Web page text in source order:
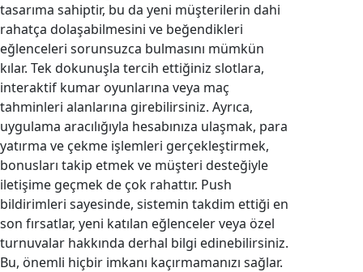
tasarıma sahiptir, bu da yeni müşterilerin dahi
rahatça dolaşabilmesini ve beğendikleri
eğlenceleri sorunsuzca bulmasını mümkün
kılar. Tek dokunuşla tercih ettiğiniz slotlara,
interaktif kumar oyunlarına veya maç
tahminleri alanlarına girebilirsiniz. Ayrıca,
uygulama aracılığıyla hesabınıza ulaşmak, para
yatırma ve çekme işlemleri gerçekleştirmek,
bonusları takip etmek ve müşteri desteğiyle
iletişime geçmek de çok rahattır. Push
bildirimleri sayesinde, sistemin takdim ettiği en
son fırsatlar, yeni katılan eğlenceler veya özel
turnuvalar hakkında derhal bilgi edinebilirsiniz.
Bu, önemli hiçbir imkanı kaçırmamanızı sağlar.